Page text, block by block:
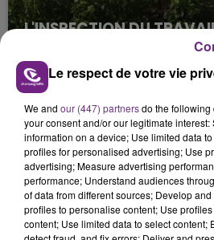
L'INSPECTION DU
L'ORDRE SUR LES
Alors que les dates de début
s'est avéré être plus précoce
l'inspection du Travail en
les conditions de...
TITRES DIFFUSÉS
0h54
0h54
Le respect de votre vie
We and our (447) partnersdo the following
your consent and/or our legitimate interest:
information on a device; Use limited data
profiles for personalised advertising; Use
advertising; Measure advertising
performance; Understand audiences
of data from different sources; Develop
profiles to personalise content; Use
content; Use limited data to select content;